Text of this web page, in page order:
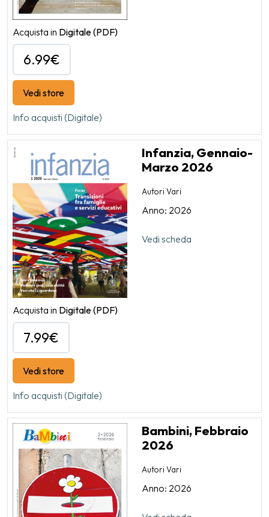
Acquista in Digitale(PDF)
6.99€
Vedi store
Info acquisti (Digitale)
Infanzia, Gennaio-
Marzo 2026
Autori Vari
Anno: 2026
Vedi scheda
Acquista in Digitale(PDF)
7.99€
Vedi store
Info acquisti (Digitale)
Bambini, Febbraio
2026
Autori Vari
Anno: 2026